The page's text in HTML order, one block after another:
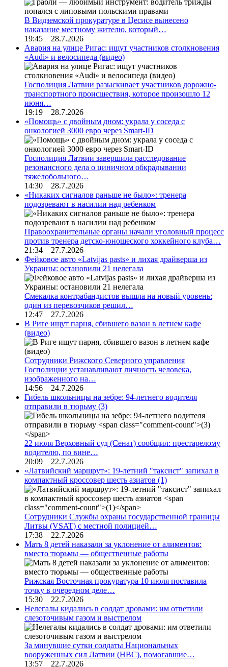
В Видземской прокуратуре в Цесисе вынесено
наказание местному жителю, который…
19:45 28.7.2026
Авария на улице Ригас: ищут участников столкновения
«Audi» и велосипеда (видео)
Госполиция Латвии разыскивает участников дорожно-
транспортного происшествия, которое произошло 12
июня…
19:19 28.7.2026
«Помощь» с двойным дном: украла у соседа с
онкологией 3000 евро через Smart-ID
Госполиция Латвии завершила расследование
резонансного дела о циничном обкрадывании
тяжелобольного…
14:30 28.7.2026
«Никаких сигналов раньше не было»: тренера
подозревают в насилии над ребенком
Правоохранительные органы начали уголовный процесс
против тренера детско-юношеского хоккейного клуба…
21:34 27.7.2026
Фейковое авто «Latvijas pasts» и лихая драйверша из
Украины: остановили 21 нелегала
Смекалка контрабандистов вышла на новый уровень:
один из перевозчиков решил…
12:47 27.7.2026
В Риге ищут парня, сбившего вазон в летнем кафе
(видео)
Сотрудники Рижского Северного управления
Госполиции устанавливают личность человека,
изображенного на…
14:56 24.7.2026
Гибель школьницы на зебре: 94-летнего водителя
отправили в тюрьму (3)
22 июля Верховный суд (Сенат) сообщил: престарелому
водителю, по вине…
20:09 22.7.2026
«Латвийский маршрут»: 19-летний "таксист" запихал в
компактный кроссовер шесть азиатов (1)
Сотрудники Службы охраны государственной границы
Литвы (VSAT) с местной полицией…
17:38 22.7.2026
Мать 8 детей наказали за уклонение от алиментов:
вместо тюрьмы — общественные работы
Рижская Восточная прокуратура 10 июля поставила
точку в очередном деле…
15:30 22.7.2026
Нелегалы кидались в солдат дровами: им ответили
слезоточивым газом и выстрелом
За минувшие сутки солдаты Национальных
вооруженных сил Латвии (НВС), помогавшие…
13:57 22.7.2026